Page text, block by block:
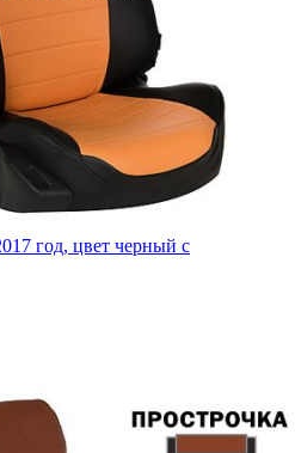
год, цвет черный с